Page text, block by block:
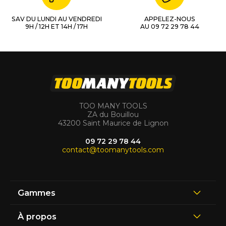
SAV DU LUNDI AU VENDREDI
9H / 12H ET 14H / 17H
APPELEZ-NOUS
AU 09 72 29 78 44
TOO MANY TOOLS
ZA du Bouillou
43200 Saint Maurice de Lignon
09 72 29 78 44
contact@toomanytools.com
Gammes
À propos